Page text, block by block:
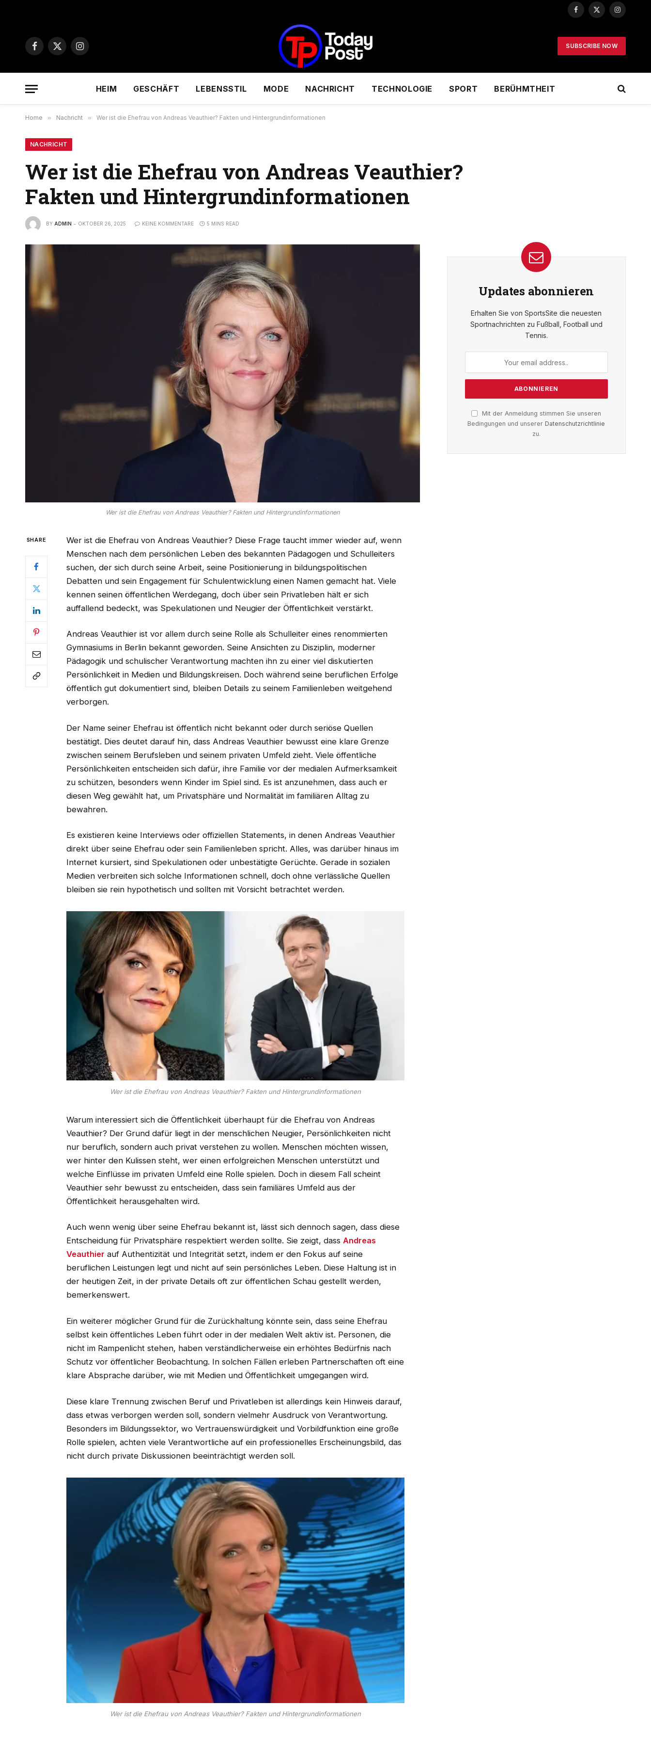
Facebook
X
Instagram
Facebook
X
Instagram
SUBSCRIBE NOW
HEIM GESCHÄFT LEBENSSTIL MODE NACHRICHT TECHNOLOGIE SPORT BERÜHMTHEIT
Home » Nachricht » Wer ist die Ehefrau von Andreas Veauthier? Fakten und Hintergrundinformationen
NACHRICHT
Wer ist die Ehefrau von Andreas Veauthier?
Fakten und Hintergrundinformationen
BY ADMIN OKTOBER 26, 2025 KEINE KOMMENTARE 5 MINS READ
Wer ist die Ehefrau von Andreas Veauthier? Fakten und Hintergrundinformationen
SHARE
Wer ist die Ehefrau von Andreas Veauthier? Diese Frage taucht immer wieder auf, wenn
Menschen nach dem persönlichen Leben des bekannten Pädagogen und Schulleiters
suchen, der sich durch seine Arbeit, seine Positionierung in bildungspolitischen
Debatten und sein Engagement für Schulentwicklung einen Namen gemacht hat. Viele
kennen seinen öffentlichen Werdegang, doch über sein Privatleben hält er sich
auffallend bedeckt, was Spekulationen und Neugier der Öffentlichkeit verstärkt.
Andreas Veauthier ist vor allem durch seine Rolle als Schulleiter eines renommierten
Gymnasiums in Berlin bekannt geworden. Seine Ansichten zu Disziplin, moderner
Pädagogik und schulischer Verantwortung machten ihn zu einer viel diskutierten
Persönlichkeit in Medien und Bildungskreisen. Doch während seine beruflichen Erfolge
öffentlich gut dokumentiert sind, bleiben Details zu seinem Familienleben weitgehend
verborgen.
Der Name seiner Ehefrau ist öffentlich nicht bekannt oder durch seriöse Quellen
bestätigt. Dies deutet darauf hin, dass Andreas Veauthier bewusst eine klare Grenze
zwischen seinem Berufsleben und seinem privaten Umfeld zieht. Viele öffentliche
Persönlichkeiten entscheiden sich dafür, ihre Familie vor der medialen Aufmerksamkeit
zu schützen, besonders wenn Kinder im Spiel sind. Es ist anzunehmen, dass auch er
diesen Weg gewählt hat, um Privatsphäre und Normalität im familiären Alltag zu
bewahren.
Es existieren keine Interviews oder offiziellen Statements, in denen Andreas Veauthier
direkt über seine Ehefrau oder sein Familienleben spricht. Alles, was darüber hinaus im
Internet kursiert, sind Spekulationen oder unbestätigte Gerüchte. Gerade in sozialen
Medien verbreiten sich solche Informationen schnell, doch ohne verlässliche Quellen
bleiben sie rein hypothetisch und sollten mit Vorsicht betrachtet werden.
Wer ist die Ehefrau von Andreas Veauthier? Fakten und Hintergrundinformationen
Warum interessiert sich die Öffentlichkeit überhaupt für die Ehefrau von Andreas
Veauthier? Der Grund dafür liegt in der menschlichen Neugier, Persönlichkeiten nicht
nur beruflich, sondern auch privat verstehen zu wollen. Menschen möchten wissen,
wer hinter den Kulissen steht, wer einen erfolgreichen Menschen unterstützt und
welche Einflüsse im privaten Umfeld eine Rolle spielen. Doch in diesem Fall scheint
Veauthier sehr bewusst zu entscheiden, dass sein familiäres Umfeld aus der
Öffentlichkeit herausgehalten wird.
Auch wenn wenig über seine Ehefrau bekannt ist, lässt sich dennoch sagen, dass diese
Entscheidung für Privatsphäre respektiert werden sollte. Sie zeigt, dass Andreas
Veauthier auf Authentizität und Integrität setzt, indem er den Fokus auf seine
beruflichen Leistungen legt und nicht auf sein persönliches Leben. Diese Haltung ist in
der heutigen Zeit, in der private Details oft zur öffentlichen Schau gestellt werden,
bemerkenswert.
Ein weiterer möglicher Grund für die Zurückhaltung könnte sein, dass seine Ehefrau
selbst kein öffentliches Leben führt oder in der medialen Welt aktiv ist. Personen, die
nicht im Rampenlicht stehen, haben verständlicherweise ein erhöhtes Bedürfnis nach
Schutz vor öffentlicher Beobachtung. In solchen Fällen erleben Partnerschaften oft eine
klare Absprache darüber, wie mit Medien und Öffentlichkeit umgegangen wird.
Diese klare Trennung zwischen Beruf und Privatleben ist allerdings kein Hinweis darauf,
dass etwas verborgen werden soll, sondern vielmehr Ausdruck von Verantwortung.
Besonders im Bildungssektor, wo Vertrauenswürdigkeit und Vorbildfunktion eine große
Rolle spielen, achten viele Verantwortliche auf ein professionelles Erscheinungsbild, das
nicht durch private Diskussionen beeinträchtigt werden soll.
Wer ist die Ehefrau von Andreas Veauthier? Fakten und Hintergrundinformationen
Updates abonnieren
Erhalten Sie von SportsSite die neuesten
Sportnachrichten zu Fußball, Football und
Tennis.
Mit der Anmeldung stimmen Sie unseren
Bedingungen und unsererDatenschutzrichtlinie
zu.